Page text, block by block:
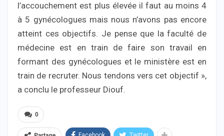
l’accouchement est plus élevée il faut au moins 4
à 5 gynécologues mais nous n’avons pas encore
atteint ces objectifs. Je pense que la faculté de
médecine est en train de faire son travail en
formant des gynécologues et le ministère est en
train de recruter. Nous tendons vers cet objectif »,
a conclu le professeur Diouf.
0